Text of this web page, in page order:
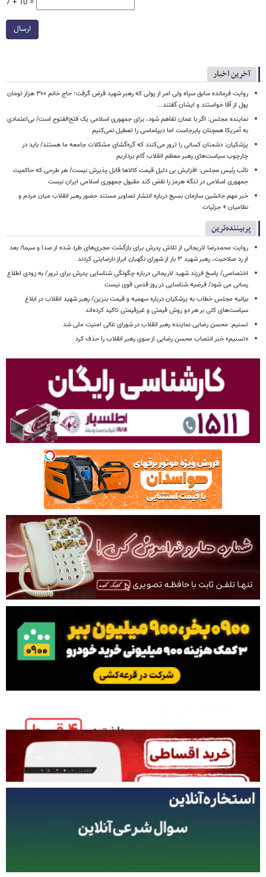
7 + 10 =
ارسال
آخرین اخبار
روایت فرمانده سابق سپاه ولی امر از پولی که رهبر شهید قرض گرفت؛ حاج خانم ۳۰۰ هزار تومان
پول از آقا خواستند و ایشان گفتند...
نماینده مجلس: اگر با عمان تفاهم شود، برای جمهوری اسلامی یک فتح‌الفتوح است/ بی‌اعتمادی
به آمریکا همچنان پابرجاست اما دیپلماسی را تعطیل نمی‌کنیم
پزشکیان: دشمنان کسانی را ترور می‌کنند که گره‌گشای مشکلات جامعه ما هستند/ باید در
چارچوب سیاست‌های رهبر معظم انقلاب گام برداریم
نائب رئیس مجلس: افزایش بی دلیل قیمت کالاها قابل پذیرش نیست/ هر طرحی که حاکمیت
جمهوری اسلامی در تنگه هرمز را نقض کند مقبول جمهوری اسلامی ایران نیست
خبر مهم جانشین سازمان بسیج درباره انتشار تصاویر مستند حضور رهبر انقلاب میان مردم و
نظامیان + جزئیات
پربیننده‌ترین
روایت محمدرضا لاریجانی از تلاش پدرش برای بازگشت مجری‌های طرد شده از صدا و سیما/ بعد
از رد صلاحیت، رهبر شهید ۳ بار از شورای نگهبان ابراز نارضایتی کردند
اختصاصی/ پاسخ فرزند شهید لاریجانی درباره چگونگی شناسایی پدرش برای ترور/ به زودی اطلاع
رسانی می شود/ فرضیه شناسایی در روز قدس قوی نیست
بیانیه مجلس خطاب به پزشکیان درباره سهمیه و قیمت بنزین/ رهبر شهید انقلاب در ابلاغ
سیاست‌های کلی بر هر دو روش قیمتی و غیرقیمتی تاکید کرده‌اند
تسنیم: محسن رضایی نماینده رهبر انقلاب در شورای عالی امنیت ملی شد
«تسنیم» خبر انتصاب محسن رضایی از سوی رهبر انقلاب را حذف کرد